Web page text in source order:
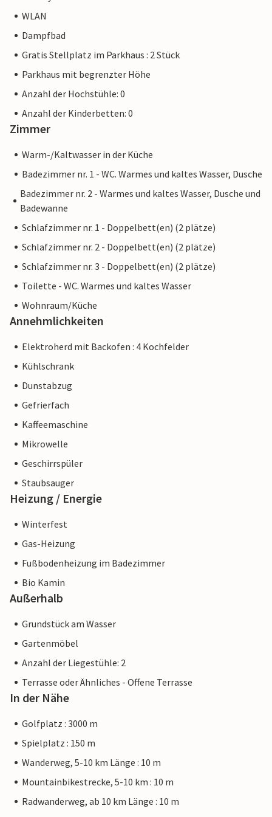
Wohnbeispiele. Die Wohnungseinrichtung ist vergleichbar,
aber nicht unbedingt zu 100% identisch.
Weitere Wohnungen in dieser Dünenvilla: DTR088-092.
WLAN
Dampfbad
Gratis Stellplatz im Parkhaus : 2 Stück
Parkhaus mit begrenzter Höhe
Anzahl der Hochstühle: 0
Anzahl der Kinderbetten: 0
Zimmer
Warm-/Kaltwasser in der Küche
Badezimmer nr. 1 - WC. Warmes und kaltes Wasser, Dusche
Badezimmer nr. 2 - Warmes und kaltes Wasser, Dusche und
Badewanne
Schlafzimmer nr. 1 - Doppelbett(en) (2 plätze)
Schlafzimmer nr. 2 - Doppelbett(en) (2 plätze)
Schlafzimmer nr. 3 - Doppelbett(en) (2 plätze)
Toilette - WC. Warmes und kaltes Wasser
Wohnraum/Küche
Annehmlichkeiten
Elektroherd mit Backofen : 4 Kochfelder
Kühlschrank
Dunstabzug
Gefrierfach
Kaffeemaschine
Mikrowelle
Geschirrspüler
Staubsauger
Heizung / Energie
Winterfest
Gas-Heizung
Fußbodenheizung im Badezimmer
Bio Kamin
Außerhalb
Grundstück am Wasser
Gartenmöbel
Anzahl der Liegestühle: 2
Terrasse oder Ähnliches - Offene Terrasse
In der Nähe
Golfplatz : 3000 m
Spielplatz : 150 m
Wanderweg, 5-10 km Länge : 10 m
Mountainbikestrecke, 5-10 km : 10 m
Radwanderweg, ab 10 km Länge : 10 m